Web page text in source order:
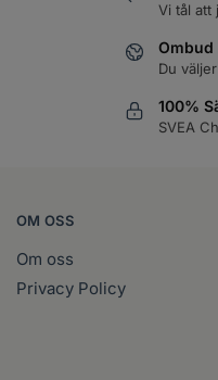
Vi tål att
Ombud
Du
100%
SVEA
OM OSS
Om oss
Privacy Policy